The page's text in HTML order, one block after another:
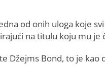
od onih uloga koje
na titulu koju mu je
Džejms Bond, to je kao